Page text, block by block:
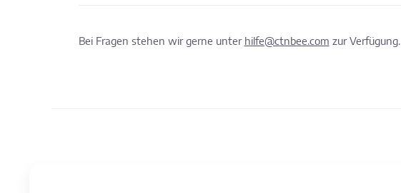
Bei Fragen stehen wir gerne unter hilfe@ctnbee.com zur Verfügung.